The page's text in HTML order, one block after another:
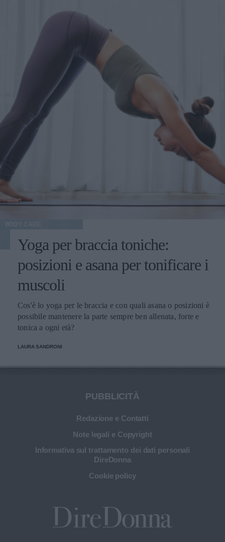
Yoga per braccia toniche:
posizioni e asana per tonificare i
muscoli
Cos'è lo yoga per le braccia e con quali asana o posizioni è
possibile mantenere la parte sempre ben allenata, forte e
tonica a ogni età?
LAURA SANDRONI
PUBBLICITÀ
Redazione e Contatti
Note legali e Copyright
Informativa sul trattamento dei dati personali
DireDonna
Cookie policy